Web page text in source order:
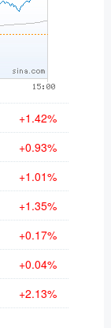
+1.42%
+0.93%
+1.01%
+1.35%
+0.17%
+0.04%
+2.13%